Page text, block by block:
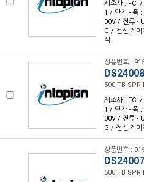
제조사 : FCI
1 / 단자 - 폭
00V / 전류 -
G / 전선 게
색
상품번호 :
500 TB
제조사 : FCI
1 / 단자 - 폭
00V / 전류 -
G / 전선 게
상품번호 :
500 TB